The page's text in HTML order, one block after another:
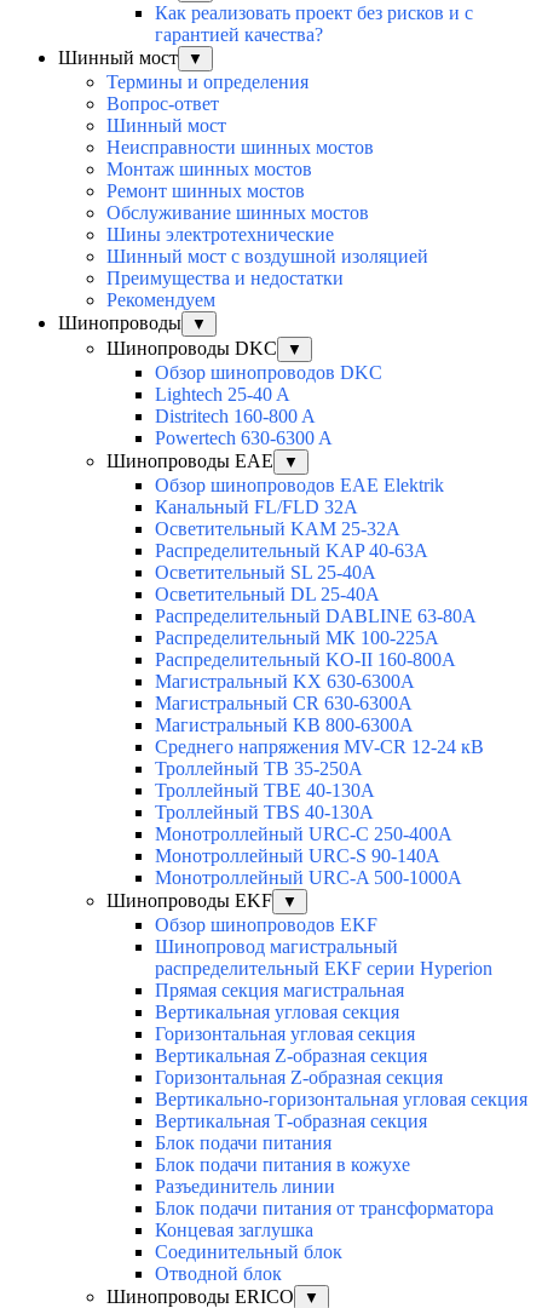
Как реализовать проект без рисков и с
гарантией качества?
Шинный мост
▼
Термины и определения
Вопрос-ответ
Шинный мост
Неисправности шинных мостов
Монтаж шинных мостов
Ремонт шинных мостов
Обслуживание шинных мостов
Шины электротехнические
Шинный мост с воздушной изоляцией
Преимущества и недостатки
Рекомендуем
Шинопроводы
▼
Шинопроводы DKC ▼
Обзор шинопроводов DKC
Lightech 25-40 A
Distritech 160-800 A
Powertech 630-6300 A
Шинопроводы EAE
▼
Обзор шинопроводов EAE Elektrik
Канальный FL/FLD 32A
Осветительный KAM 25-32А
Распределительный KAP 40-63A
Осветительный SL 25-40А
Осветительный DL 25-40А
Распределительный DABLINE 63-80A
Распределительный МК 100-225А
Распределительный KO-II 160-800А
Магистральный KX 630-6300А
Магистральный CR 630-6300А
Магистральный KB 800-6300А
Среднего напряжения MV-CR 12-24 кВ
Троллейный TB 35-250A
Троллейный TBE 40-130A
Троллейный TBS 40-130A
Монотроллейный URC-C 250-400A
Монотроллейный URC-S 90-140A
Монотроллейный URC-A 500-1000A
Шинопроводы EKF
▼
Обзор шинопроводов EKF
Шинопровод магистральный
распределительный EKF серии Hyperion
Прямая секция магистральная
Вертикальная угловая секция
Горизонтальная угловая секция
Вертикальная Z-образная секция
Горизонтальная Z-образная секция
Вертикально-горизонтальная угловая секция
Вертикальная Т-образная секция
Блок подачи питания
Блок подачи питания в кожухе
Разъединитель линии
Блок подачи питания от трансформатора
Концевая заглушка
Соединительный блок
Отводной блок
Шинопроводы ERICO
▼